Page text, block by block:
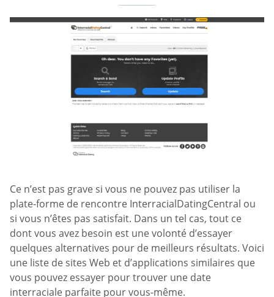
Ce n’est pas grave si vous ne pouvez pas utiliser la
plate-forme de rencontre InterracialDatingCentral ou
si vous n’êtes pas satisfait. Dans un tel cas, tout ce
dont vous avez besoin est une volonté d’essayer
quelques alternatives pour de meilleurs résultats. Voici
une liste de sites Web et d’applications similaires que
vous pouvez essayer pour trouver une date
interraciale parfaite pour vous-même.